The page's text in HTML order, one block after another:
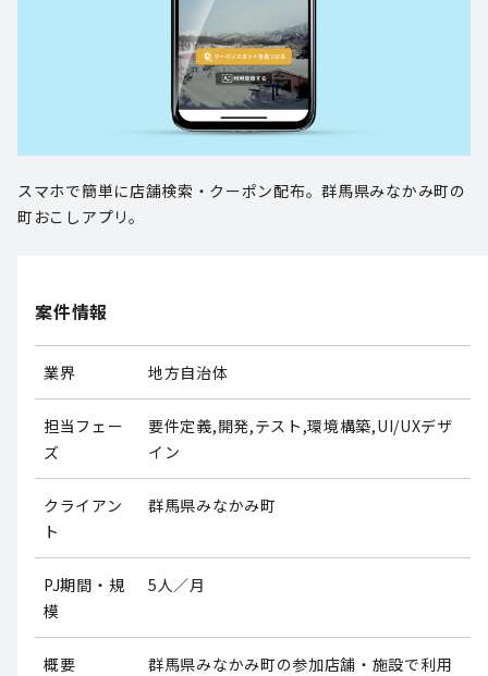
スマホで簡単に店舗検索・クーポン配布。群馬県みなかみ町の
町おこしアプリ。
案件情報
業界 地方自治体
担当フェー
ズ
要件定義,開発,テスト,環境構築,UI/UXデザ
イン
クライアン
ト
群馬県みなかみ町
PJ期間・規
模
5人／月
概要
群馬県みなかみ町の参加店舗・施設で利用